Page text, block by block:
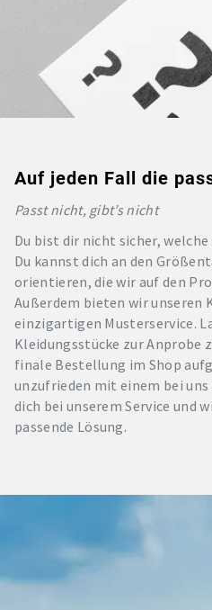
Auf jeden Fall die
Passt nicht, gibt’s nicht
Du bist dir nicht sicher,
Du kannst dich an den
orientieren, die wir auf den
Außerdem bieten wir unseren
einzigartigen Musterservice.
Kleidungsstücke zur Anprobe
finale Bestellung im Shop
unzufrieden mit einem bei
dich bei unserem Service und
passende Lösung.